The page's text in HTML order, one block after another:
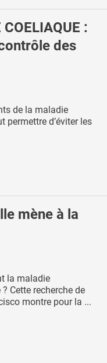
:
des
de la maladie
permettre d’éviter les
mène à la
la maladie
Cette recherche de
montre pour la ...